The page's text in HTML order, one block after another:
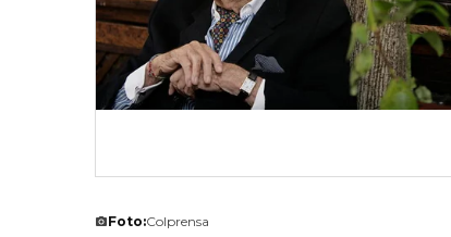
Foto:Colprensa